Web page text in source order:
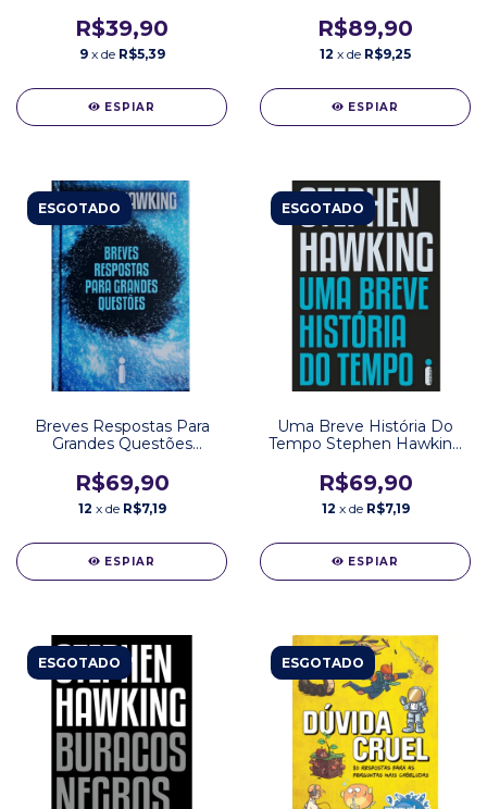
Girassol
R$39,90
9 x de R$5,39
ESPIAR
R$89,90
12 x de R$9,25
ESPIAR
ESGOTADO
Breves Respostas Para
Grandes Questões
Intrínseca
R$69,90
12 x de R$7,19
ESPIAR
ESGOTADO
Uma Breve História Do
Tempo Stephen Hawking
R$69,90
12 x de R$7,19
ESPIAR
ESGOTADO ESGOTADO